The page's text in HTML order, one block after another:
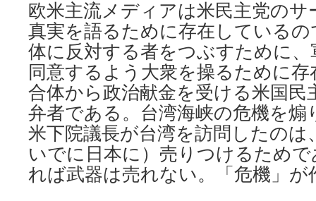
欧米主流メディアは米民主党の
真実を語るために存在している
体に反対する者をつぶすために
同意するよう大衆を操るために
合体から政治献金を受ける米国民
弁者である。台湾海峡の危機を煽
米下院議長が台湾を訪問したのは
いでに日本に）売りつけるため
れば武器は売れない。「危機」が